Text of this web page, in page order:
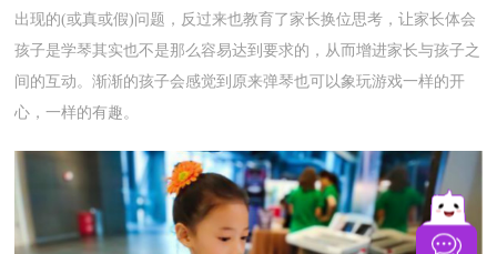
出现的(或真或假)问题，反过来也教育了家长换位思考，让家长体会
孩子是学琴其实也不是那么容易达到要求的，从而增进家长与孩子之
间的互动。渐渐的孩子会感觉到原来弹琴也可以象玩游戏一样的开
心，一样的有趣。